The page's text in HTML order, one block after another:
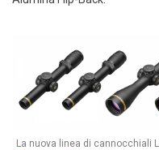
La nuova linea di cannocchiali